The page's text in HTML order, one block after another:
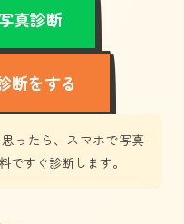
真診断
断をする
思ったら、スマホで写真
ですぐ診断します。